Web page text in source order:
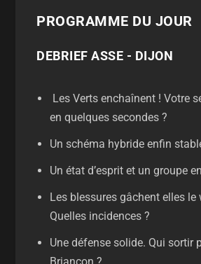
PROGRAMME DU JOUR
DEBRIEF ASSE - DIJON
Les Verts enchaînent ! Votre
en quelques secondes ?
Un schéma hybride enfin
Un état d’esprit et un groupe
Les blessures gâchent elles le
Quelles incidences ?
Une défense solide. Qui sortir